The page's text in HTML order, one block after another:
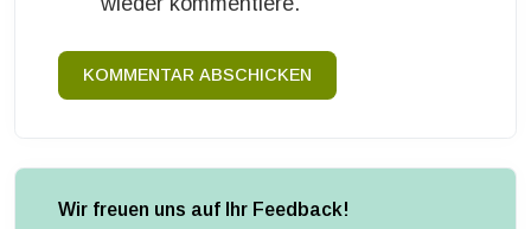
KOMMENTAR ABSCHICKEN
Wir freuen uns auf Ihr Feedback!